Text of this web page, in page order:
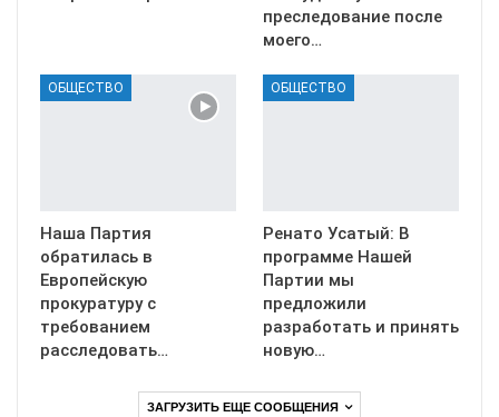
преследование после
моего…
ОБЩЕСТВО
Наша Партия
обратилась в
Европейскую
прокуратуру с
требованием
расследовать…
ОБЩЕСТВО
Ренато Усатый: В
программе Нашей
Партии мы
предложили
разработать и принять
новую…
ЗАГРУЗИТЬ ЕЩЕ СООБЩЕНИЯ